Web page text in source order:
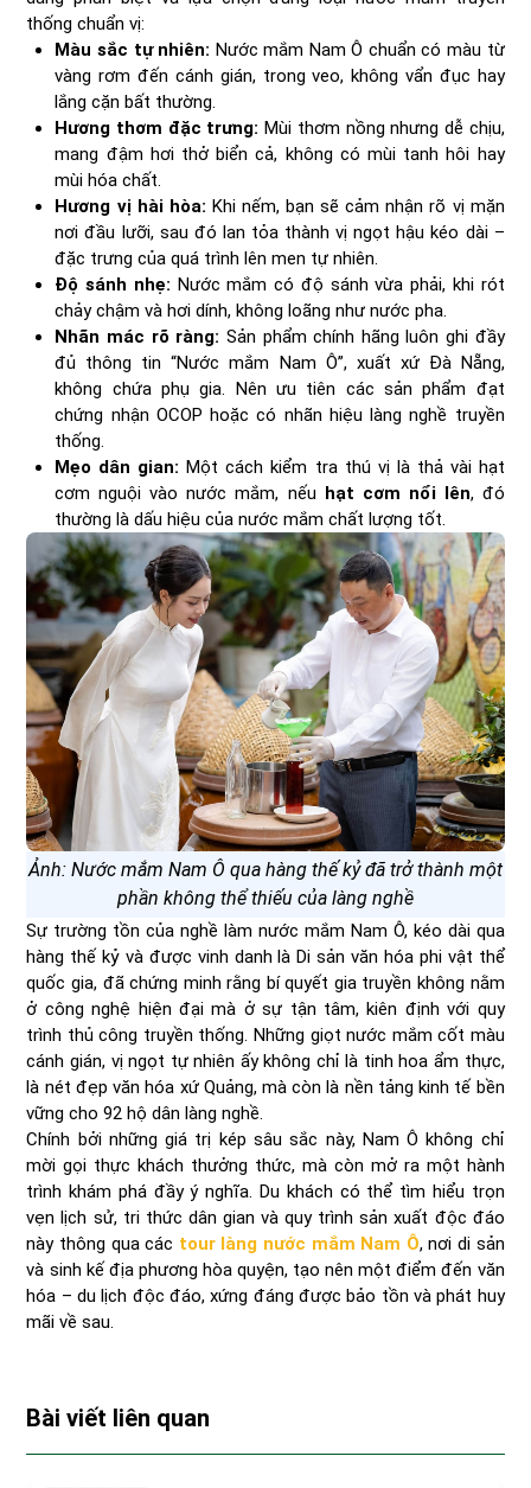
thống chuẩn vị:
Màu sắc tự nhiên: Nước mắm Nam Ô chuẩn có màu từ
vàng rơm đến cánh gián, trong veo, không vẩn đục hay
lắng cặn bất thường.
Hương thơm đặc trưng:Mùi thơm nồng nhưng dễ chịu,
mang đậm hơi thở biển cả, không có mùi tanh hôi hay
mùi hóa chất.
Hương vị hài hòa: Khi nếm, bạn sẽ cảm nhận rõ vị mặn
nơi đầu lưỡi, sau đó lan tỏa thành vị ngọt hậu kéo dài –
đặc trưng của quá trình lên men tự nhiên.
Độ sánh nhẹ: Nước mắm có độ sánh vừa phải, khi rót
chảy chậm và hơi dính, không loãng như nước pha.
Nhãn mác rõ ràng: Sản phẩm chính hãng luôn ghi đầy
đủ thông tin “Nước mắm Nam Ô”, xuất xứ Đà Nẵng,
không chứa phụ gia. Nên ưu tiên các sản phẩm đạt
chứng nhận OCOP hoặc có nhãn hiệu làng nghề truyền
thống.
Mẹo dân gian:Một cách kiểm tra thú vị là thả vài hạt
cơm nguội vào nước mắm, nếu hạt cơm nổi lên, đó
thường là dấu hiệu của nước mắm chất lượng tốt.
Ảnh: Nước mắm Nam Ô qua hàng thế kỷ đã trở thành một
phần không thể thiếu của làng nghề
Sự trường tồn của nghề làm nước mắm Nam Ô, kéo dài qua
hàng thế kỷ và được vinh danh là Di sản văn hóa phi vật thể
quốc gia, đã chứng minh rằng bí quyết gia truyền không nằm
ở công nghệ hiện đại mà ở sự tận tâm, kiên định với quy
trình thủ công truyền thống. Những giọt nước mắm cốt màu
cánh gián, vị ngọt tự nhiên ấy không chỉ là tinh hoa ẩm thực,
là nét đẹp văn hóa xứ Quảng, mà còn là nền tảng kinh tế bền
vững cho 92 hộ dân làng nghề.
Chính bởi những giá trị kép sâu sắc này, Nam Ô không chỉ
mời gọi thực khách thưởng thức, mà còn mở ra một hành
trình khám phá đầy ý nghĩa. Du khách có thể tìm hiểu trọn
vẹn lịch sử, tri thức dân gian và quy trình sản xuất độc đáo
này thông qua các tour làng nước mắm Nam Ô, nơi di sản
và sinh kế địa phương hòa quyện, tạo nên một điểm đến văn
hóa – du lịch độc đáo, xứng đáng được bảo tồn và phát huy
mãi về sau.
Bài viết liên quan